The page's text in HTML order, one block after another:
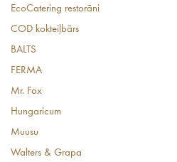
EcoCatering restorāni
COD kokteiļbārs
BALTS
FERMA
Mr. Fox
Hungaricum
Muusu
Walters & Grapa